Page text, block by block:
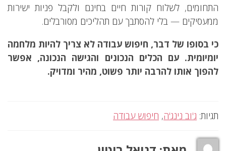
התחומים, לשלוח קורות חיים בחינם ולקבל פניות ישירות
ממעסיקים — בלי להסתבך עם תהליכים מסורבלים.
כי בסופו של דבר, חיפוש עבודה לא צריך להיות מלחמה
יומיומית. עם הכלים הנכונים והגישה הנכונה, אפשר
להפוך אותו להרבה יותר פשוט, מהיר ומדויק.
תגיות: ג'וב נינג'ה, חיפוש עבודה